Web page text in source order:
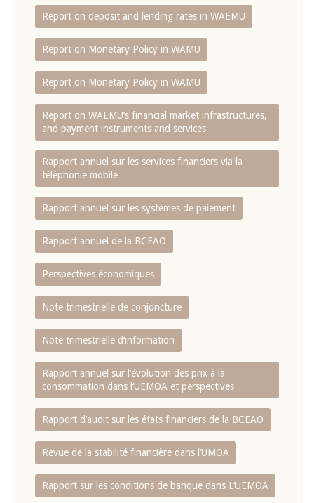
Report on deposit and lending rates in WAEMU
Report on Monetary Policy in WAMU
Report on Monetary Policy in WAMU
Report on WAEMU’s financial market infrastructures,
and payment instruments and services
Rapport annuel sur les services financiers via la
téléphonie mobile
Rapport annuel sur les systèmes de paiement
Rapport annuel de la BCEAO
Perspectives économiques
Note trimestrielle de conjoncture
Note trimestrielle d‘information
Rapport annuel sur l‘évolution des prix à la
consommation dans l‘UEMOA et perspectives
Rapport d‘audit sur les états financiers de la BCEAO
Revue de la stabilité financière dans l‘UMOA
Rapport sur les conditions de banque dans L‘UEMOA